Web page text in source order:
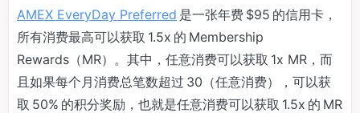
AMEX EveryDay Preferred 是一张年费 $95 的信用卡，
所有消费最高可以获取 1.5x 的 Membership
Rewards（MR）。其中，任意消费可以获取 1x MR，而
且如果每个月消费总笔数超过 30（任意消费），可以获
取 50% 的积分奖励，也就是任意消费可以获取 1.5x 的 MR